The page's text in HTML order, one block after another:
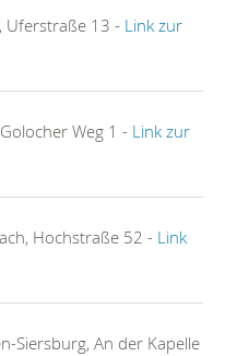
Uferstraße 13 - Link zur
Weg 1 - Link zur
Hochstraße 52 - Link
Siersburg, An der Kapelle